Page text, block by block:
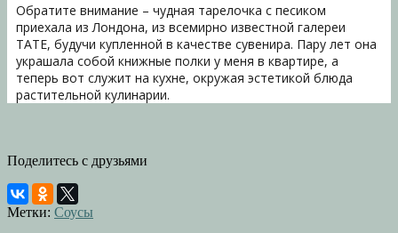
Обратите внимание – чудная тарелочка с песиком
приехала из Лондона, из всемирно известной галереи
TATE, будучи купленной в качестве сувенира. Пару лет она
украшала собой книжные полки у меня в квартире, а
теперь вот служит на кухне, окружая эстетикой блюда
растительной кулинарии.
Поделитесь с друзьями
Метки: Соусы